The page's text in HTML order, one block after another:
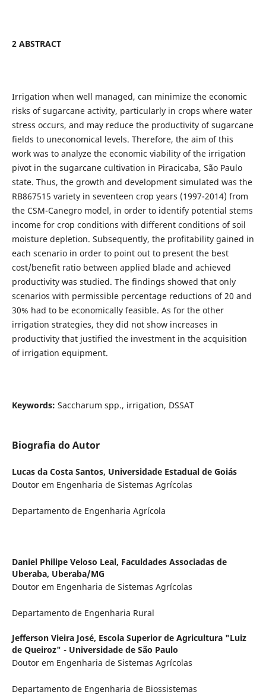
2 ABSTRACT
Irrigation when well managed, can minimize the economic
risks of sugarcane activity, particularly in crops where water
stress occurs, and may reduce the productivity of sugarcane
fields to uneconomical levels. Therefore, the aim of this
work was to analyze the economic viability of the irrigation
pivot in the sugarcane cultivation in Piracicaba, São Paulo
state. Thus, the growth and development simulated was the
RB867515 variety in seventeen crop years (1997-2014) from
the CSM-Canegro model, in order to identify potential stems
income for crop conditions with different conditions of soil
moisture depletion. Subsequently, the profitability gained in
each scenario in order to point out to present the best
cost/benefit ratio between applied blade and achieved
productivity was studied. The findings showed that only
scenarios with permissible percentage reductions of 20 and
30% had to be economically feasible. As for the other
irrigation strategies, they did not show increases in
productivity that justified the investment in the acquisition
of irrigation equipment.
Keywords: Saccharum spp., irrigation, DSSAT
Biografia do Autor
Lucas da Costa Santos, Universidade Estadual de Goiás
Doutor em Engenharia de Sistemas Agrícolas
Departamento de Engenharia Agrícola
Daniel Philipe Veloso Leal, Faculdades Associadas de
Uberaba, Uberaba/MG
Doutor em Engenharia de Sistemas Agrícolas
Departamento de Engenharia Rural
Jefferson Vieira José, Escola Superior de Agricultura "Luiz
de Queiroz" - Universidade de São Paulo
Doutor em Engenharia de Sistemas Agrícolas
Departamento de Engenharia de Biossistemas